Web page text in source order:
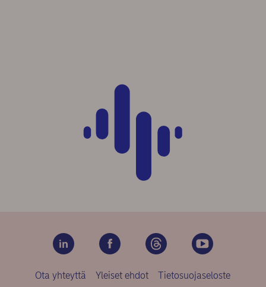
Ota yhteyttä Yleiset ehdot Tietosuojaseloste